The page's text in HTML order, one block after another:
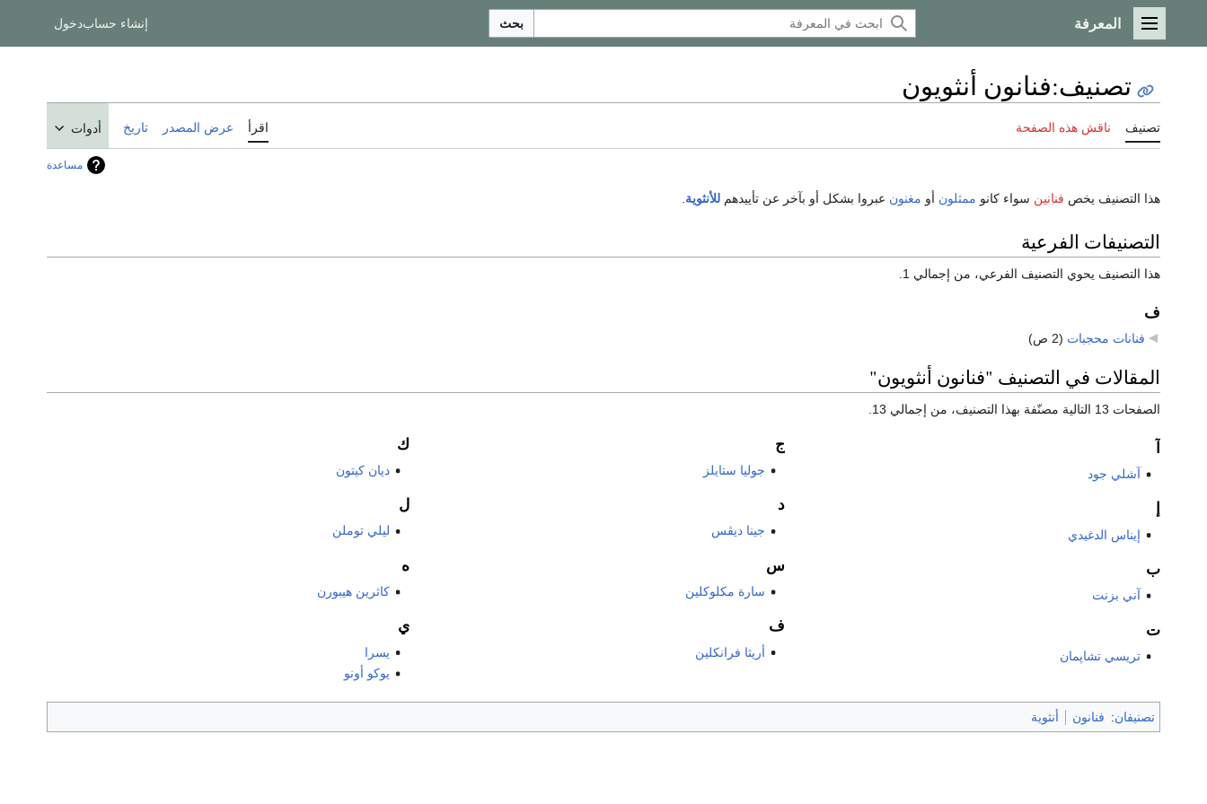
القائمة الرئيسية
المعرفة بحث إنشاء حسابدخول
تصنيف:فنانون أنثويون
تصنيف ناقش هذه الصفحة اقرأ عرض المصدر تاريخ أدوات
مساعدة
هذا التصنيف يخص فنانين سواء كانو ممثلون أو مغنون عبروا بشكل أو بآخر عن تأييدهم للأنثوية
التصنيفات الفرعية
هذا التصنيف يحوي التصنيف الفرعي، من إجمالي 1.
ف
فنانات محجبات (2 ص)
المقالات في التصنيف "فنانون أنثويون"
الصفحات 13 التالية مصنّفة بهذا التصنيف، من إجمالي 13.
آشلي جود
إ
إيناس الدغيدي
ب
آني بزنت
ت
تريسي تشاپمان
ج
جوليا ستايلز
د
جينا ديڤس
س
سارة مكلوكلين
ف
أريثا فرانكلين
ك
ديان كيتون
ل
ليلي توملن
ه
كاثرين هيبورن
ي
يسرا
يوكو أونو
تصنيفان: فنانون أنثوية